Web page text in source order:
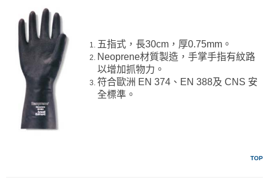
五指式，長30cm，厚0.75mm。
Neoprene材質製造，手掌手指有紋路
以增加抓物力。
符合歐洲 EN 374、EN 388及 CNS 安
全標準。
TOP